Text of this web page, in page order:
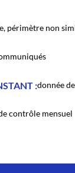
périmètre non
donnée
contrôle mensuel